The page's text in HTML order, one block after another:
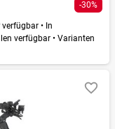
-30%
• In
verfügbar • Varianten